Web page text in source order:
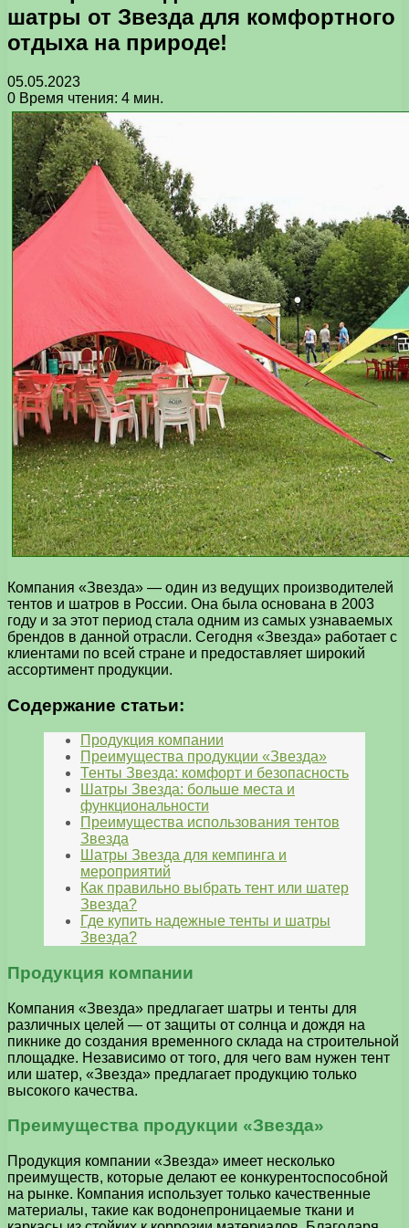
шатры от Звезда для комфортного
отдыха на природе!
05.05.2023
0 Время чтения: 4 мин.
Компания «Звезда» — один из ведущих производителей
тентов и шатров в России. Она была основана в 2003
году и за этот период стала одним из самых узнаваемых
брендов в данной отрасли. Сегодня «Звезда» работает с
клиентами по всей стране и предоставляет широкий
ассортимент продукции.
Содержание статьи:
Продукция компании
Преимущества продукции «Звезда»
Тенты Звезда: комфорт и безопасность
Шатры Звезда: больше места и
функциональности
Преимущества использования тентов
Звезда
Шатры Звезда для кемпинга и
мероприятий
Как правильно выбрать тент или шатер
Звезда?
Где купить надежные тенты и шатры
Звезда?
Продукция компании
Компания «Звезда» предлагает шатры и тенты для
различных целей — от защиты от солнца и дождя на
пикнике до создания временного склада на строительной
площадке. Независимо от того, для чего вам нужен тент
или шатер, «Звезда» предлагает продукцию только
высокого качества.
Преимущества продукции «Звезда»
Продукция компании «Звезда» имеет несколько
преимуществ, которые делают ее конкурентоспособной
на рынке. Компания использует только качественные
материалы, такие как водонепроницаемые ткани и